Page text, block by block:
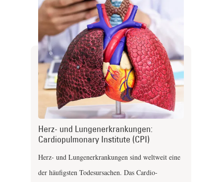
Herz- und Lungenerkrankungen:
Cardiopulmonary Institute (CPI)
Herz- und Lungenerkrankungen sind weltweit eine
der häufigsten Todesursachen. Das Cardio-